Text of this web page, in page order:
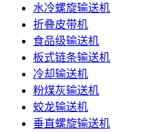
水冷螺旋输送机
折叠皮带机
食品级输送机
板式链条输送机
冷却输送机
粉煤灰输送机
蛟龙输送机
垂直螺旋输送机